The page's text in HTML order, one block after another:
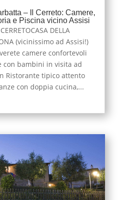
– Il Cerreto: Camere,
e Piscina vicino Assisi
DELLA
(vicinissimo ad Assisi!)
camere confortevoli
con bambini in visita ad
Ristorante tipico attento
con doppia cucina,...